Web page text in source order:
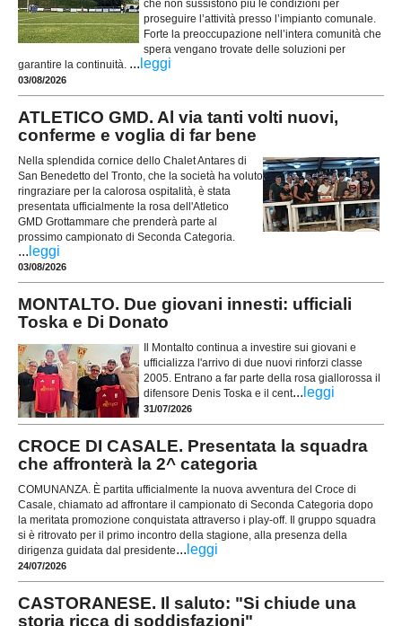
che non sussistono più le condizioni per
proseguire l’attività presso l’impianto comunale.
Forte la preoccupazione nell’intera comunità che
spera vengano trovate delle soluzioni per
garantire la continuità. ... leggi
03/08/2026
ATLETICO GMD. Al via tanti volti nuovi,
conferme e voglia di far bene
Nella splendida cornice dello Chalet Antares di
San Benedetto del Tronto, che la società ha voluto
ringraziare per la calorosa ospitalità, è stata
presentata ufficialmente la rosa dell'Atletico
GMD Grottammare che prenderà parte al
prossimo campionato di Seconda Categoria.
... leggi
03/08/2026
MONTALTO. Due giovani innesti: ufficiali
Toska e Di Donato
Il Montalto continua a investire sui giovani e
ufficializza l'arrivo di due nuovi rinforzi classe
2005. Entrano a far parte della rosa giallorossa il
difensore Denis Toska e il cent... leggi
31/07/2026
CROCE DI CASALE. Presentata la squadra
che affronterà la 2^ categoria
COMUNANZA. È partita ufficialmente la nuova avventura del Croce di
Casale, chiamato ad affrontare il campionato di Seconda Categoria dopo
la meritata promozione conquistata attraverso i play-off. Il gruppo squadra
si è ritrovato per il primo incontro della stagione, alla presenza della
dirigenza guidata dal presidente... leggi
24/07/2026
CASTORANESE. Il saluto: "Si chiude una
storia ricca di soddisfazioni"